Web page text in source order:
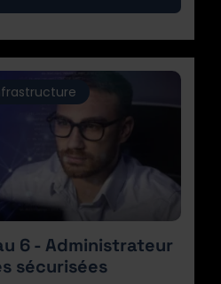
6 - Administrateur
sécurisées